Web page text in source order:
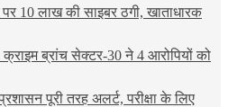
10 लाख की साइबर ठगी, खाताधारक
ब्रांच सेक्टर-30 ने 4 आरोपियों को
पूरी तरह अलर्ट, परीक्षा के लिए